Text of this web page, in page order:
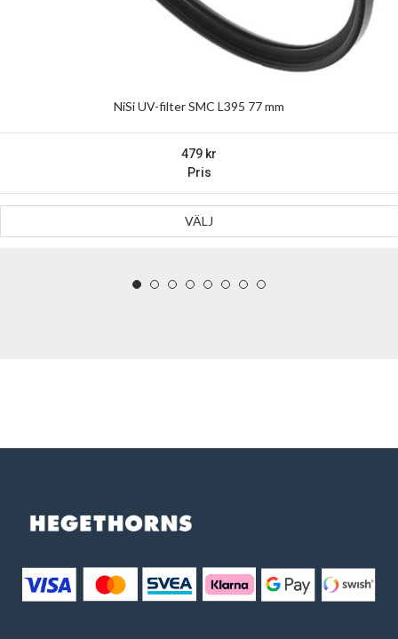
NiSi UV-filter SMC L395 77 mm
Pris
479
VÄLJ